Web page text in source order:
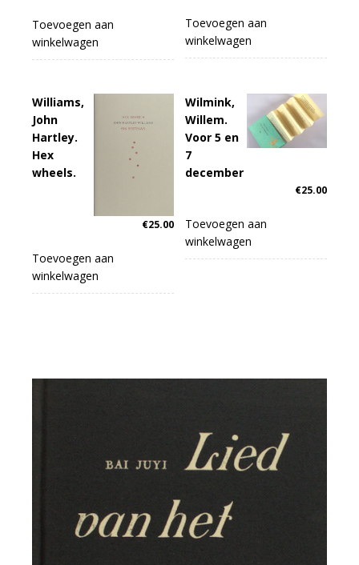
Toevoegen aan
winkelwagen
Toevoegen aan
winkelwagen
Williams,
John
Hartley.
Hex
wheels.
€25.00
Toevoegen aan
winkelwagen
Wilmink,
Willem.
Voor 5 en
7
december
€25.00
Toevoegen aan
winkelwagen